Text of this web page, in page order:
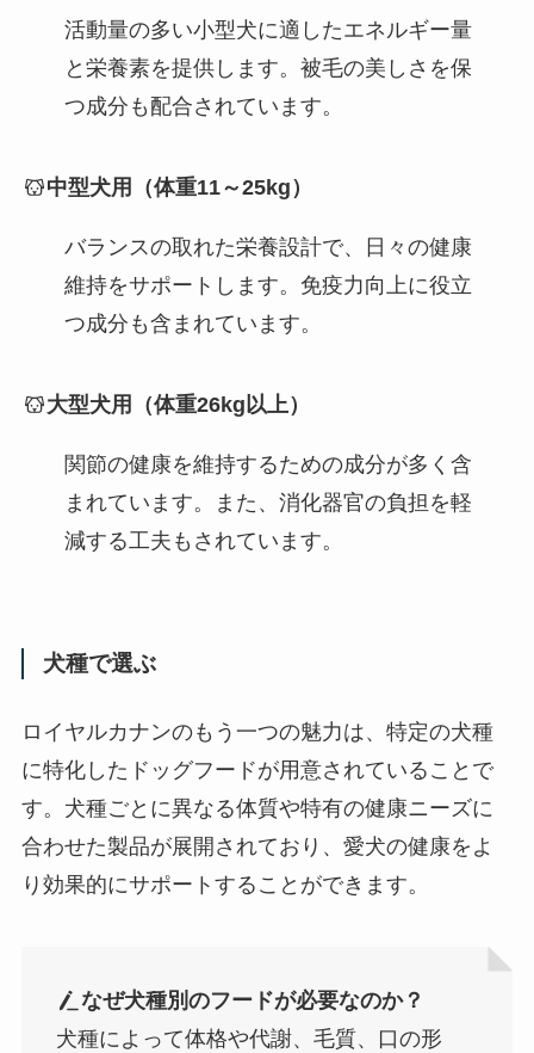
活動量の多い小型犬に適したエネルギー量
と栄養素を提供します。被毛の美しさを保
つ成分も配合されています。
中型犬用（体重11～25kg）
バランスの取れた栄養設計で、日々の健康
維持をサポートします。免疫力向上に役立
つ成分も含まれています。
大型犬用（体重26kg以上）
関節の健康を維持するための成分が多く含
まれています。また、消化器官の負担を軽
減する工夫もされています。
犬種で選ぶ
ロイヤルカナンのもう一つの魅力は、特定の犬種
に特化したドッグフードが用意されていることで
す。犬種ごとに異なる体質や特有の健康ニーズに
合わせた製品が展開されており、愛犬の健康をよ
り効果的にサポートすることができます。
なぜ犬種別のフードが必要なのか？
犬種によって体格や代謝、毛質、口の形